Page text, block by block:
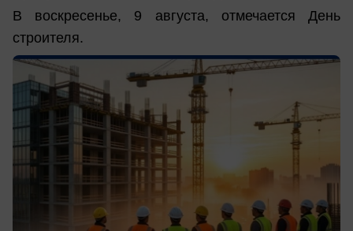
В воскресенье, 9 августа, отмечается День
строителя.